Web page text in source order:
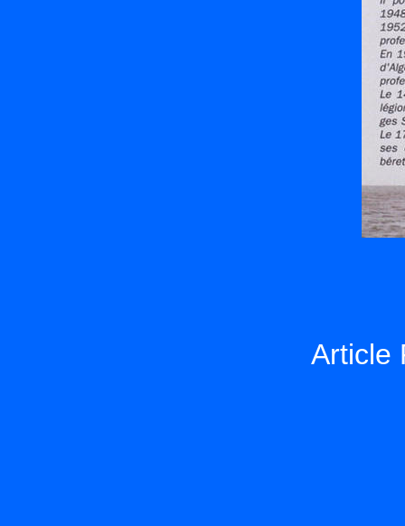
Article